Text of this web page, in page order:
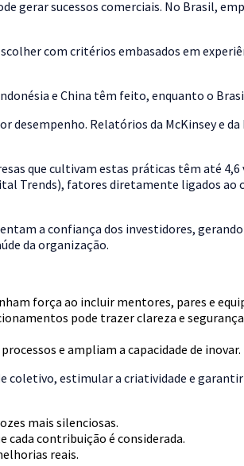
gerar sucessos comerciais. No Brasil,
com critérios embasados em
e China têm feito, enquanto o
Relatórios da McKinsey e
que cultivam estas práticas têm até
Trends), fatores diretamente ligados ao
a confiança dos investidores,
da organização.
força ao incluir mentores, pares e
pode trazer clareza e
e ampliam a capacidade de inovar.
coletivo, estimular a criatividade e
mais silenciosas.
cada contribuição é considerada.
reais.